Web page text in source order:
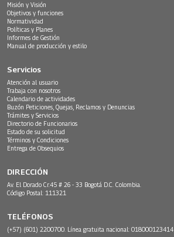
Misión y Visión
Objetivos y funciones
Normatividad
Políticas y Planes
Informes de Gestión
Manual de producción y estilo
Servicios
Atención al usuario
Trabaja con nosotros
Calendario de actividades
Buzón Peticiones, Quejas, Reclamos y Denuncias
Trámites y Servicios
Directorio de Funcionarios
Estado de su solicitud
Términos y Condiciones
Entrega de Obsequios
DIRECCIÓN
Av. El Dorado Cr.45 # 26 - 33 Bogotá D.C. Colombia.
Código Postal: 111321
TELÉFONOS
(+57) (601) 2200700. Línea gratuita nacional: 018000123414